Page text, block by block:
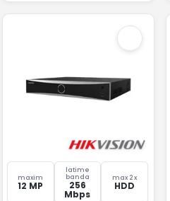
maxim
12 MP
latime
banda
256
Mbps
max 2 x
HDD